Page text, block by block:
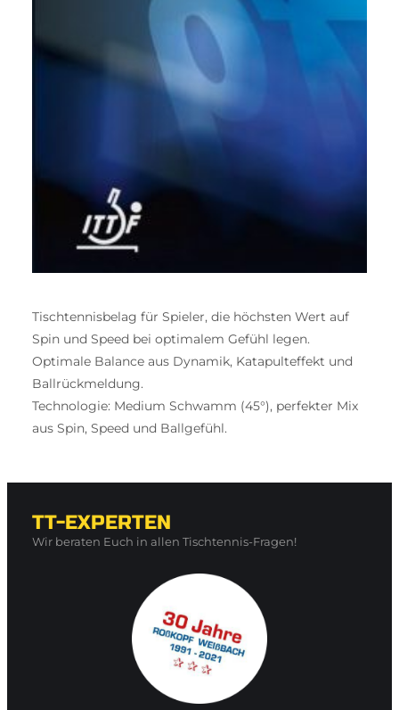
Tischtennisbelag für Spieler, die höchsten Wert auf
Spin und Speed bei optimalem Gefühl legen.
Optimale Balance aus Dynamik, Katapulteffekt und
Ballrückmeldung.
Technologie: Medium Schwamm (45°), perfekter Mix
aus Spin, Speed und Ballgefühl.
TT-EXPERTEN
Wir beraten Euch in allen Tischtennis-Fragen!